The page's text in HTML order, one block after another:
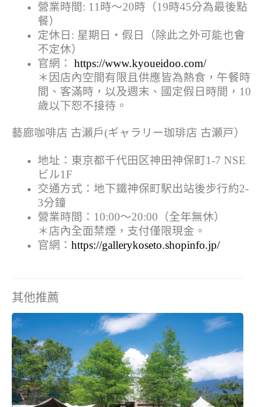
營業時間: 11時～20時（19時45分為最後點
餐）
定休日: 星期日・假日（除此之外可能也會
不定休）
官網： https://www.kyoueidoo.com/
＊因店內空間有限且供應皆為熱食，午餐時
間、客滿時，以及週末、國定假日時間，10
歲以下恕不接待。
藝廊咖啡店 古瀨戶(ギャラリー珈琲店 古瀬戸）
地址：東京都千代田区神田神保町1-7 NSE
ビル1F
交通方式：地下鐵神保町駅出站後步行約2-
3分鐘
營業時間：10:00～20:00（全年無休）
＊店內全面禁煙，支付僅限現金。
官網： https://gallerykoseto.shopinfo.jp/
其他推薦